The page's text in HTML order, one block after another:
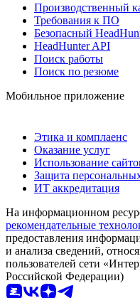
Производственный
Требования к ПО
Безопасный
HeadHunter API
Поиск работы
Поиск по резюме
Мобильное приложение
Этика и комплаенс
Оказание услуг
Использование
Защита
ИТ аккредитация
На информационном
рекомендательные
предоставления
и анализа сведений,
пользователей сети
Российской Федерации)